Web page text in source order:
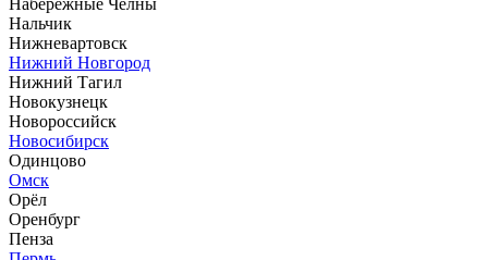
Нальчик
Нижневартовск
Нижний Новгород
Нижний Тагил
Новокузнецк
Новороссийск
Новосибирск
Одинцово
Омск
Орёл
Оренбург
Пенза